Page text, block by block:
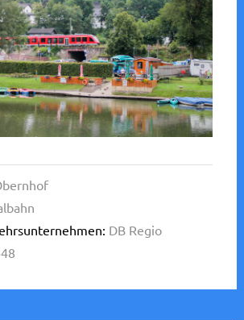
DB Regio